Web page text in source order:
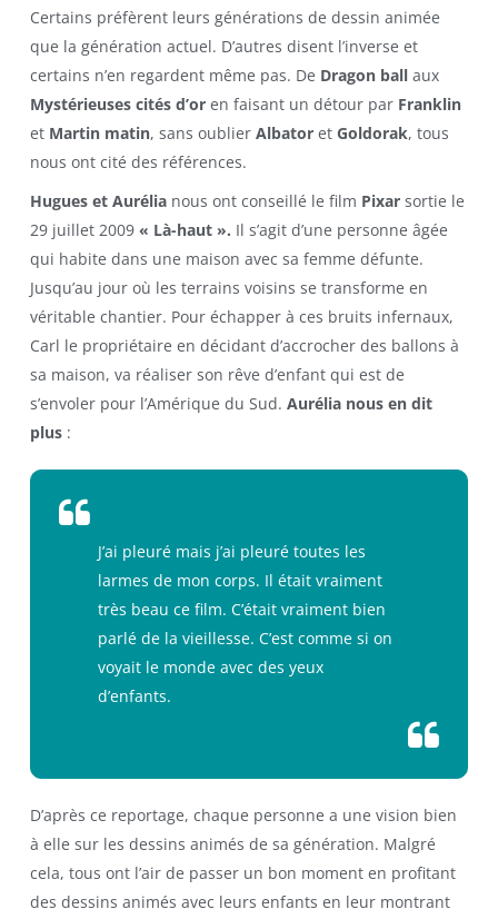
Certains préfèrent leurs générations de dessin animée
que la génération actuel. D’autres disent l’inverse et
certains n’en regardent même pas. De Dragon ballaux
Mystérieuses cités d’oren faisant un détour parFranklin
et Martin matin, sans oublier Albatoret Goldorak, tous
nous ont cité des références.
Hugues et Aurélianous ont conseillé le film Pixarsortie le
29 juillet 2009 « Là-haut ». Il s’agit d’une personne âgée
qui habite dans une maison avec sa femme défunte.
Jusqu’au jour où les terrains voisins se transforme en
véritable chantier. Pour échapper à ces bruits infernaux,
Carl le propriétaire en décidant d’accrocher des ballons à
sa maison, va réaliser son rêve d’enfant qui est de
s’envoler pour l’Amérique du Sud. Aurélia nous en dit
plus:
J’ai pleuré mais j’ai pleuré toutes les
larmes de mon corps. Il était vraiment
très beau ce film. C’était vraiment bien
parlé de la vieillesse. C’est comme si on
voyait le monde avec des yeux
d’enfants.
D’après ce reportage, chaque personne a une vision bien
à elle sur les dessins animés de sa génération. Malgré
cela, tous ont l’air de passer un bon moment en profitant
des dessins animés avec leurs enfants en leur montrant